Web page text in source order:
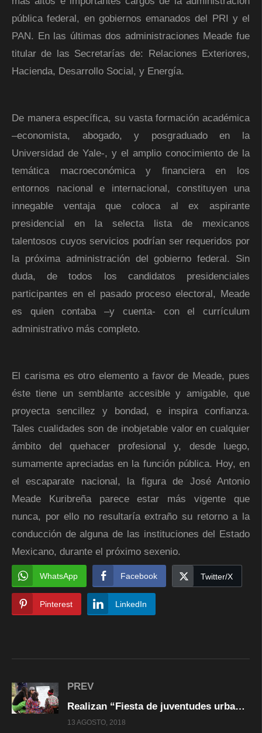
pública federal, en gobiernos emanados del PRI y el
PAN. En las últimas dos administraciones Meade fue
titular de las Secretarías de: Relaciones Exteriores,
Hacienda, Desarrollo Social, y Energía.
De manera específica, su vasta formación académica
–economista, abogado, y posgraduado en la
Universidad de Yale-, y el amplio conocimiento de la
temática macroeconómica y financiera en los
entornos nacional e internacional, constituyen una
innegable ventaja que coloca al ex aspirante
presidencial en la selecta lista de mexicanos
talentosos cuyos servicios podrían ser requeridos por
la próxima administración del gobierno federal. Sin
duda, de todos los candidatos presidenciales
participantes en el pasado proceso electoral, Meade
es quien contaba –y cuenta- con el currículum
administrativo más completo.
El carisma es otro elemento a favor de Meade, pues
éste tiene un semblante accesible y amigable, que
proyecta sencillez y bondad, e inspira confianza.
Tales cualidades son de inobjetable valor en cualquier
ámbito del quehacer profesional y, desde luego,
sumamente apreciadas en la función pública. Hoy, en
el escaparate nacional, la figura de José Antonio
Meade Kuribreña parece estar más vigente que
nunca, por ello no resultaría extraño su retorno a la
conducción de alguna de las instituciones del Estado
Mexicano, durante el próximo sexenio.
WhatsApp Facebook Twitter/X
Pinterest LinkedIn
PREV
Realizan “Fiesta de juventudes urbanas Rarámuri” en el Palomar
13 AGOSTO, 2018